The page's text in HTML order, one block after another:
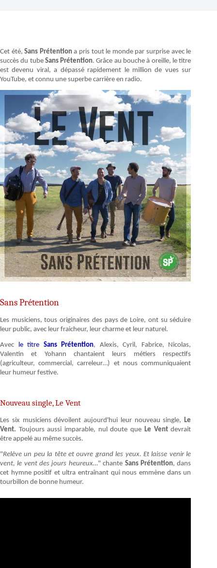
Cet été,Sans Prétentiona pris tout le monde par surprise avec le
succès du tube Sans Prétention. Grâce au bouche à oreille, le titre
est devenu viral, a dépassé rapidement le million de vues sur
YouTube, et connu une superbe carrière en radio.
Sans Prétention
Les musiciens, tous originaires des pays de Loire, ont su séduire
leur public, avec leur fraicheur, leur charme et leur naturel.
Avec le titre Sans Prétention, Alexis, Cyril, Fabrice, Nicolas,
Valentin et Yohann chantaient leurs métiers respectifs
(agriculteur, commercial, carreleur…) et nous communiquaient
leur humeur festive.
Nouveau single, Le Vent
Les six musiciens dévoilent aujourd'hui leur nouveau single, Le
Vent. Toujours aussi imparable, nul doute que Le Ventdevrait
être appelé au même succès.
"Relève un peu la tête et ouvre grand les yeux. Et laisse venir le
vent, le vent des jours heureux…" chante Sans Prétention, dans
cet hymne positif et ultra entraînant qui nous emmène dans un
tourbillon de bonne humeur.